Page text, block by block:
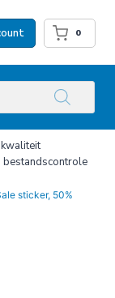
0
bestandscontrole
sticker, 50%